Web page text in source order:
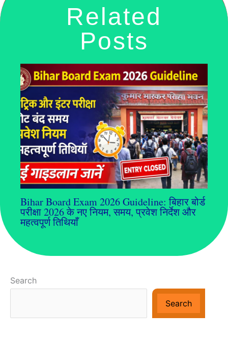
Related
Posts
Bihar Board Exam 2026 Guideline: बिहार बोर्ड
परीक्षा 2026 के नए नियम, समय, प्रवेश निर्देश और
महत्वपूर्ण तिथियाँ
Search
Search